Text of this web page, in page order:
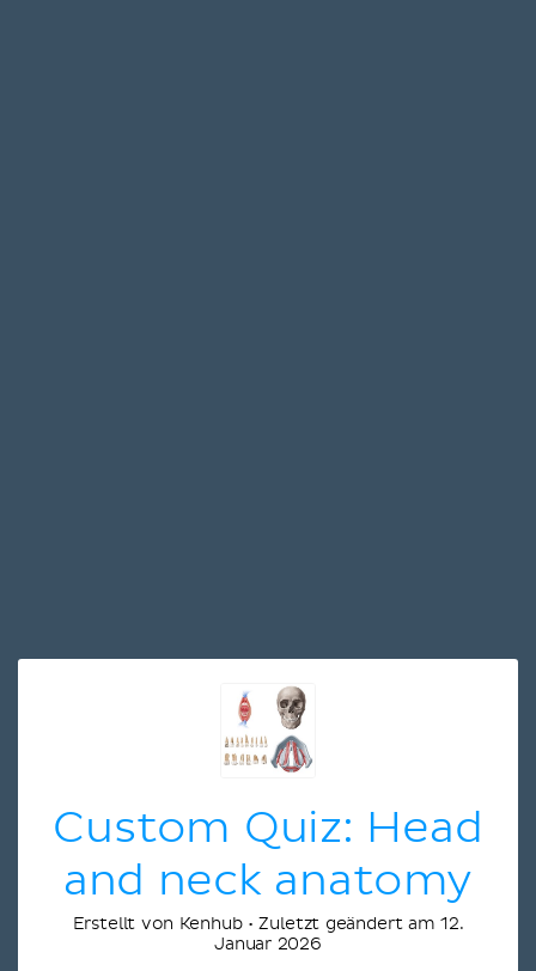
Custom Quiz: Head
and neck anatomy
Erstellt von Kenhub • Zuletzt geändert am 12.
Januar 2026